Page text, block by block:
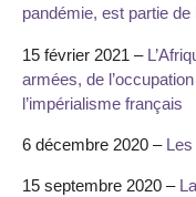
pandémie, est partie
15 février 2021 –
armées, de
l’impérialisme français
6 décembre 2020 –
15 septembre 2020 –